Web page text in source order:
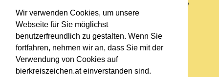
Wir verwenden Cookies, um unsere
Webseite für Sie möglichst
benutzerfreundlich zu gestalten. Wenn Sie
fortfahren, nehmen wir an, dass Sie mit der
Verwendung von Cookies auf
bierkreiszeichen.at einverstanden sind.
Sie befinden sich auf https://www.bierkreiszeichen.at/
im Pfad:Bierkreiszeichen/Gesammelte Biere
Erstellt: 2026-08-07
Links